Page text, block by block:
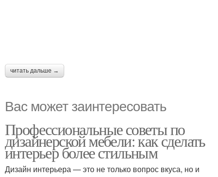
читать дальше →
Вас может заинтересовать
Профессиональные советы по
дизайнерской мебели: как сделать
интерьер более стильным
Дизайн интерьера — это не только вопрос вкуса, но и